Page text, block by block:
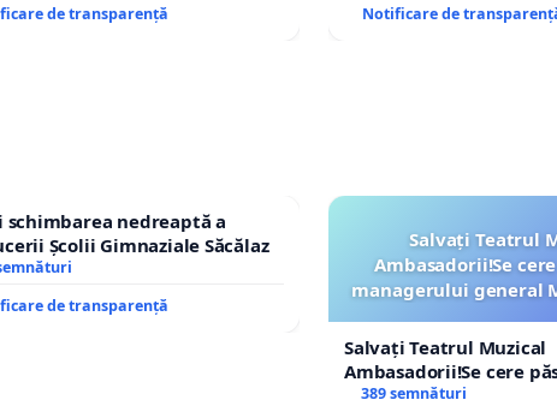
de transparență
Notificare de
schimbarea nedreaptă a
Școlii Gimnaziale Săcălaz
de transparență
Salvați Teatrul
Ambasadorii!Se
managerului general
Salvați Teatrul Muzical
Ambasadorii!Se cere
managerului general
389 semnături